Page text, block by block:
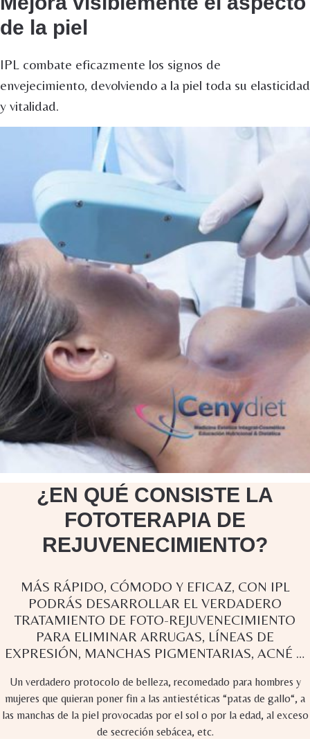
de la piel
IPL combate eficazmente los signos de
envejecimiento, devolviendo a la piel toda su elasticidad
y vitalidad.
¿EN QUÉ CONSISTE LA
FOTOTERAPIA DE
REJUVENECIMIENTO?
MÁS RÁPIDO, CÓMODO Y EFICAZ, CON IPL
PODRÁS DESARROLLAR EL VERDADERO
TRATAMIENTO DE FOTO-REJUVENECIMIENTO
PARA ELIMINAR ARRUGAS, LÍNEAS DE
EXPRESIÓN, MANCHAS PIGMENTARIAS, ACNÉ …
Un verdadero protocolo de belleza, recomedado para hombres y
mujeres que quieran poner fin a las antiestéticas “patas de gallo“, a
las manchas de la piel provocadas por el sol o por la edad, al exceso
de secreción sebácea, etc.